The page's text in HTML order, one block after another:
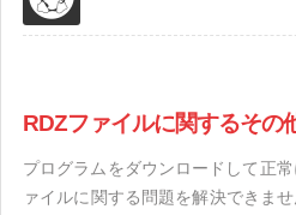
RDZファイルに関するその
プログラムをダウンロードして正
ァイルに関する問題を解決できま